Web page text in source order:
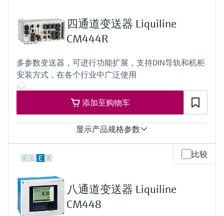
四通道变送器 Liquiline
CM444R
多参数变送器，可进行功能扩展，支持DIN导轨和机柜
安装方式，在各个行业中广泛使用
添加至购物车
显示产品规格参数
1...4路Memosens数字量输入
2...4路数字量输入（可选）
输出
2...8路0/4...20 mA电流输出
报警继电器
F L E X 比较
八通道变送器 Liquiline
CM448